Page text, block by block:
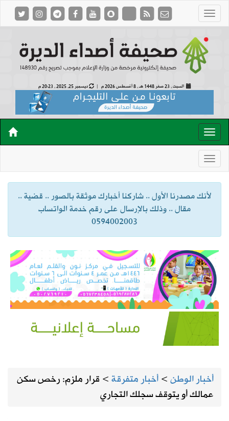
السبت , 23 صفر 1448 هـ , 8 أغسطس 2026 م | ديسمبر 25, 2025 , 20:23 م
لأنك مصدرنا الأول .. شاركنا أخبارك موثقة بالصور .. قضية ..
مقال .. وذلك بالإرسال على رقم خدمة الواتساب
0594002003
أخبار الوطن>أخبار متفرقة> قرار ملزم: رخص سكن
عمالك أو يتوقف سجلك التجاري